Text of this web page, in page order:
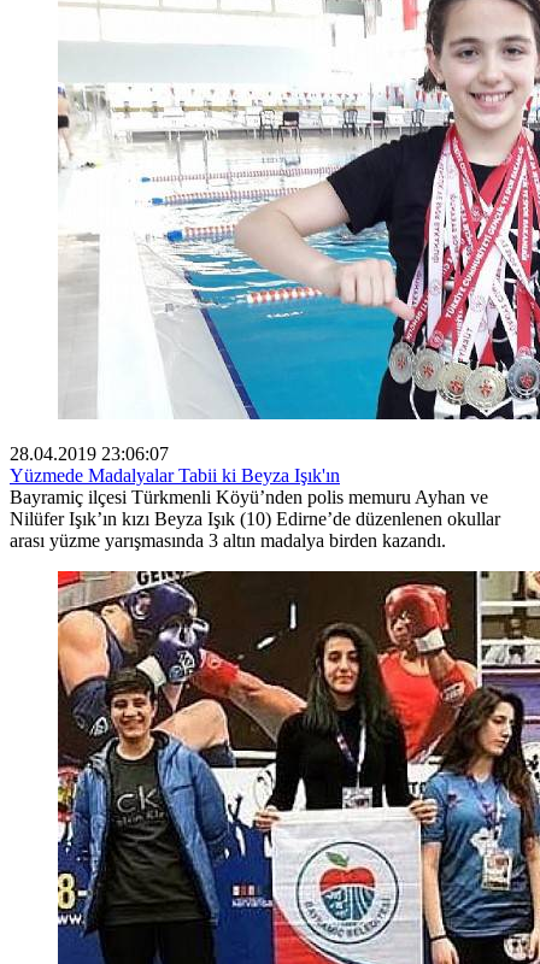
28.04.2019 23:06:07
Yüzmede Madalyalar Tabii ki Beyza Işık'ın
Bayramiç ilçesi Türkmenli Köyü’nden polis memuru Ayhan ve
Nilüfer Işık’ın kızı Beyza Işık (10) Edirne’de düzenlenen okullar
arası yüzme yarışmasında 3 altın madalya birden kazandı.